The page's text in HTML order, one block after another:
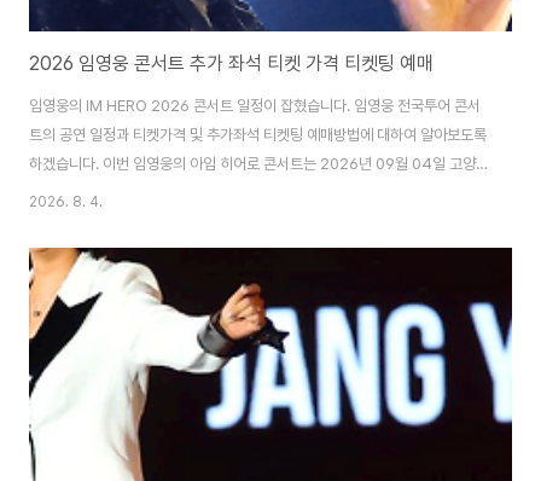
2026 임영웅 콘서트 추가 좌석 티켓 가격 티켓팅 예매
임영웅의 IM HERO 2026 콘서트 일정이 잡혔습니다. 임영웅 전국투어 콘서
트의 공연 일정과 티켓가격 및 추가좌석 티켓팅 예매방법에 대하여 알아보도록
하겠습니다. 이번 임영웅의 아임 히어로 콘서트는 2026년 09월 04일 고양
에서 공연이 진행이 됩니다.2026 임영웅 IM HERO TOUR 전국투어 콘서트
있습니다. 1. IM HERO - THE STADIUM 2 고양 공연임영웅 고양콘서트 티
켓예매 공연 일정 : 2026년 09월 04(금) ~ 09.06 (일) / 3일간추가 좌석 티
켓 오픈 : 2026. 08.06 (목) 저녁 8시 공연 장소 : 고양종합운동장 공연 시간
임영웅 콘서트는 전 좌석이 지정 좌석제이며 티켓 가..
2026. 8. 4.